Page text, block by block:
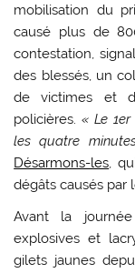
mobilisation du
causé plus de
contestation,
des blessés, un
de victimes et
policières.« Le
les quatre
Désarmons-les,
dégâts causés par
Avant la
explosives et
gilets jaunes